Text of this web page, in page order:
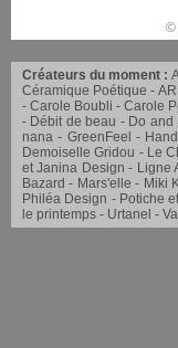
©
Créateurs du moment :
Céramique Poétique
Carole Boubli
Carole
Débit de beau
Do and
nana
GreenFeel
Demoiselle Gridou
Le
et Janina Design
Ligne
Bazard
Mars'elle Miki
Philéa Design
Potiche
le printemps
Urtanel